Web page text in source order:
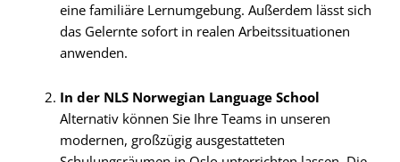
eine familiäre Lernumgebung. Außerdem lässt sich
das Gelernte sofort in realen Arbeitssituationen
anwenden.
In der NLS Norwegian Language School
Alternativ können Sie Ihre Teams in unseren
modernen, großzügig ausgestatteten